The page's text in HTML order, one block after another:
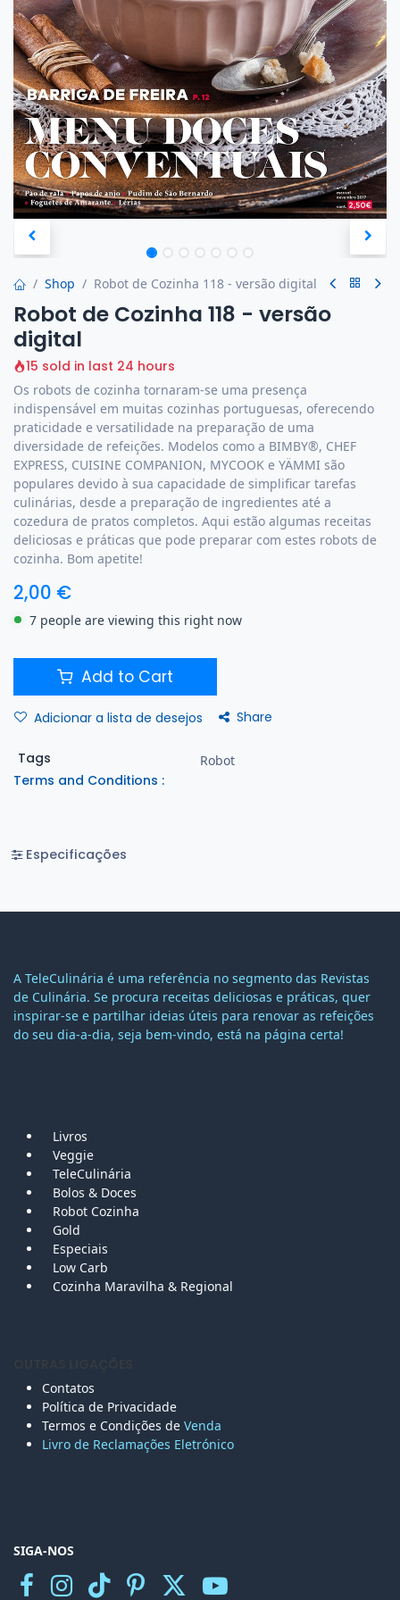
Shop Robot de Cozinha 118 - versão digital
Robot de Cozinha 118 - versão
digital
15 sold in last 24 hours
Os robots de cozinha tornaram-se uma presença
indispensável em muitas cozinhas portuguesas, oferecendo
praticidade e versatilidade na preparação de uma
diversidade de refeições. Modelos como a BIMBY®, CHEF
EXPRESS, CUISINE COMPANION, MYCOOK e YÄMMI são
populares devido à sua capacidade de simplificar tarefas
culinárias, desde a preparação de ingredientes até a
cozedura de pratos completos. Aqui estão algumas receitas
deliciosas e práticas que pode preparar com estes robots de
cozinha. Bom apetite!
2,00 €
7 people are viewing this right now
Add to Cart
Adicionar a lista de desejos Share
Tags Robot
Terms and Conditions :
Especificações
A TeleCulinária é uma referência no segmento das Revistas
de Culinária. Se procura receitas deliciosas e práticas, quer
inspirar-se e partilhar ideias úteis para renovar as refeições
do seu dia-a-dia, seja bem-vindo, está na página certa!
Livros
Veggie
TeleCulinária
Bolos & Doces
Robot Cozinha
Gold
Especiais
Low Carb
Cozinha Maravilha & Regional
Contatos
Política de Privacidade
Termos e Condições de Venda
Livro de Reclamações Eletrónico
SIGA-NOS